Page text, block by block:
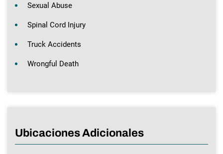
Sexual Abuse
Spinal Cord Injury
Truck Accidents
Wrongful Death
Ubicaciones Adicionales